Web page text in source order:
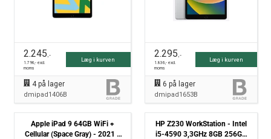
2.245,-
1.796,- excl.
moms
Læg i kurven
4på lager
dmipad1406B
2.295,-
1.836,- excl.
moms
Læg i kurven
6 på lager
dmipad1653B
Apple iPad 9 64GB WiFi +
Cellular (Space Gray) - 2021 -
HP Z230 WorkStation - Intel
i5-4590 3,3GHz 8GB 256GB